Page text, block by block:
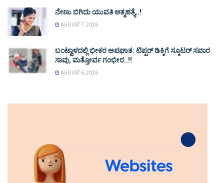
ನೇಣು ಬಿಗಿದು ಯುವತಿ ಆತ್ಮಹತ್ಯೆ..!
AUGUST 7, 2026
ಬಂಟ್ವಾಳದಲ್ಲಿ ಭೀಕರ ಅಪಘಾತ: ಟಿಪ್ಪರ್ ಡಿಕ್ಕಿಗೆ ಸ್ಕೂಟರ್ ಸವಾರ
ಸಾವು, ಮತ್ತೋರ್ವ ಗಂಭೀರ..!!
AUGUST 6, 2026